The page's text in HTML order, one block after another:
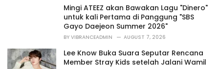
Mingi ATEEZ akan Bawakan Lagu "Dinero"
untuk kali Pertama di Panggung "SBS
Gayo Daejeon Summer 2026"
BY VIBRANCEADMIN AUGUST 7, 2026
Lee Know Buka Suara Seputar Rencana
Member Stray Kids setelah Jalani Wamil